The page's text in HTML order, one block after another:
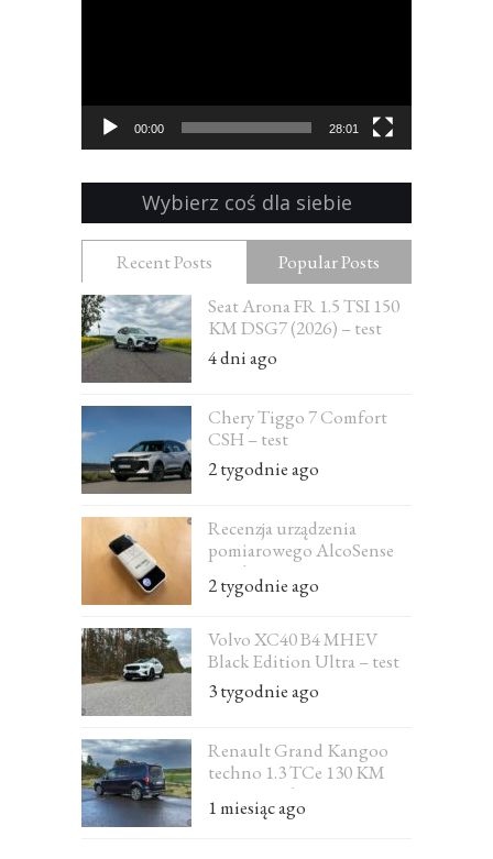
00:00 28:01
Wybierz coś dla siebie
Recent Posts
Popular Posts
Seat Arona FR 1.5 TSI 150
KM DSG7 (2026) – test
4 dni ago
Chery Tiggo 7 Comfort
CSH – test
2 tygodnie ago
Recenzja urządzenia
pomiarowego AlcoSense
Excel
2 tygodnie ago
Volvo XC40 B4 MHEV
Black Edition Ultra – test
3 tygodnie ago
Renault Grand Kangoo
techno 1.3 TCe 130 KM
EDC 7-osobowe – test
1 miesiąc ago